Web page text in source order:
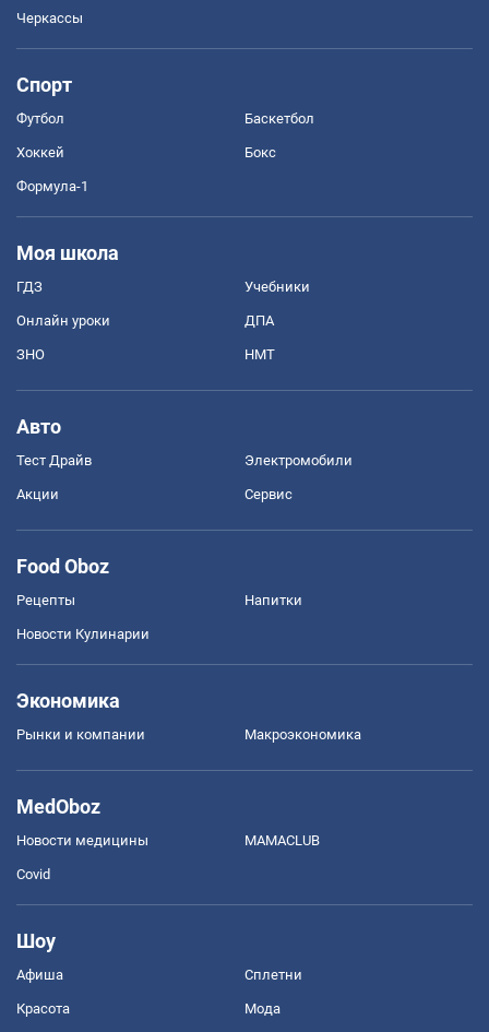
Черкассы
Спорт
Футбол Баскетбол
Хоккей Бокс
Формула-1
Моя школа
ГДЗ Учебники
Онлайн уроки ДПА
ЗНО НМТ
Авто
Тест Драйв Электромобили
Акции Сервис
Food Oboz
Рецепты Напитки
Новости Кулинарии
Экономика
Рынки и компании Mакроэкономика
MedOboz
Новости медицины MAMACLUB
Covid
Шоу
Афиша Сплетни
Красота Мода